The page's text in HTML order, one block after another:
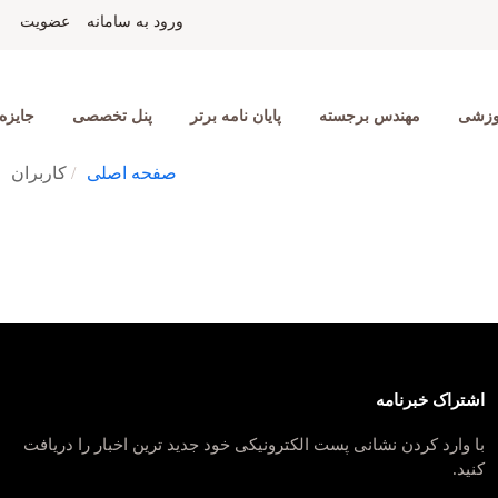
ورود به سامانه عضویت
مهندس برجسته پایان نامه برتر پنل تخصصی
صفحه اصلی کاربران
اشتراک خبرنامه
با وارد کردن نشانی پست الکترونیکی خود جدید ترین اخبار را دریافت
کنید.